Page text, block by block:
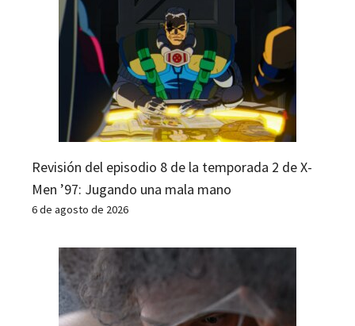
Revisión del episodio 8 de la temporada 2 de X-
Men ’97: Jugando una mala mano
6 de agosto de 2026